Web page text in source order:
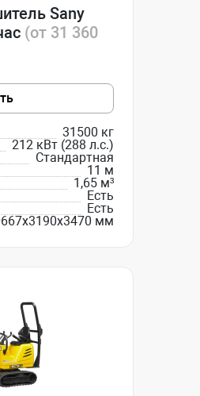
Sany
(от 31 360
31500 кг
212 кВт (288 л.с.)
Стандартная
11 м
1,65 м³
Есть
Есть
мм